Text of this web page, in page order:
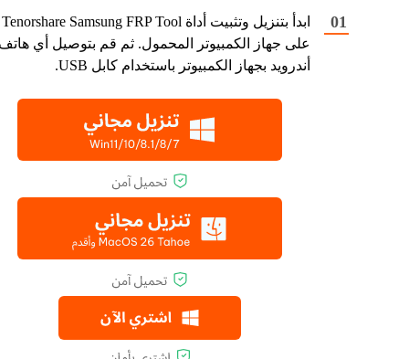
ابدأ بتنزيل وتثبيت أداة Tenorshare Samsung FRP Tool
على جهاز الكمبيوتر المحمول. ثم قم بتوصيل أي
أندرويد بجهاز الكمبيوتر باستخدام كابل USB.